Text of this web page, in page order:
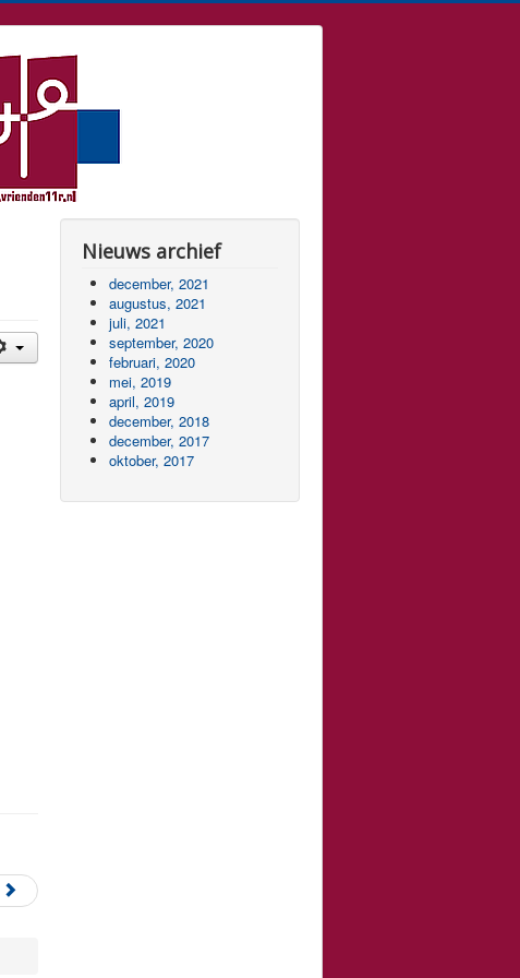
Nieuws archief
december, 2021
augustus, 2021
juli, 2021
september, 2020
februari, 2020
mei, 2019
april, 2019
december, 2018
december, 2017
oktober, 2017